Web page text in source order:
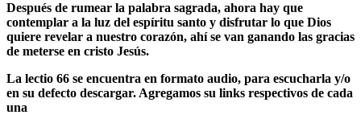
Después de rumear la palabra sagrada, ahora hay que
contemplar a la luz del espíritu santo y disfrutar lo que Dios
quiere revelar a nuestro corazón, ahí se van ganando las gracias
de meterse en cristo Jesús.
La lectio 66 se encuentra en formato audio, para escucharla y/o
en su defecto descargar. Agregamos su links respectivos de cada
una